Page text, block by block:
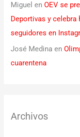
Miguel enOEV se
Deportivas y celebra
seguidores en
José Medina en
cuarentena
Archivos